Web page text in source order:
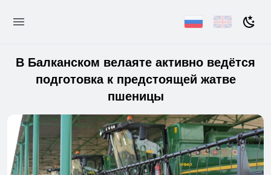
В Балканском велаяте активно ведётся
подготовка к предстоящей жатве
пшеницы